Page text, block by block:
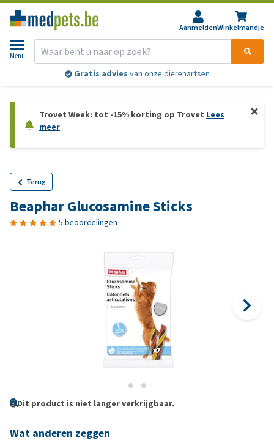
AanmeldenWinkelmandje
Menu
Gratis advies van onze dierenartsen
Trovet Week: tot -15% korting op Trovet Lees
meer
Terug
Beaphar Glucosamine Sticks
5 beoordelingen
Dit product is niet langer verkrijgbaar.
Wat anderen zeggen